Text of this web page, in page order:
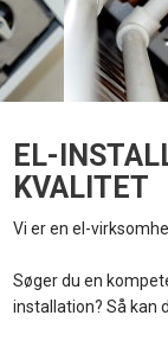
EL-
KVALITET
Vi er en el-
​Søger du en
installation? Så kan